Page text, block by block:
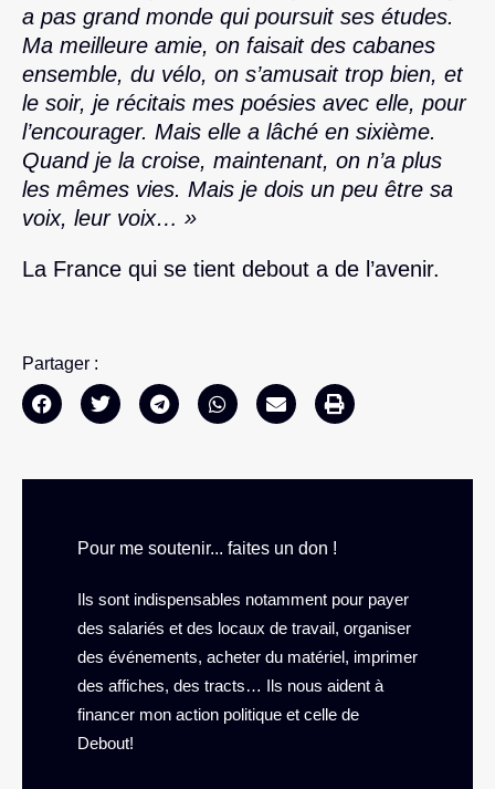
a pas grand monde qui poursuit ses études.
Ma meilleure amie, on faisait des cabanes
ensemble, du vélo, on s’amusait trop bien, et
le soir, je récitais mes poésies avec elle, pour
l’encourager. Mais elle a lâché en sixième.
Quand je la croise, maintenant, on n’a plus
les mêmes vies. Mais je dois un peu être sa
voix, leur voix… »
La France qui se tient debout a de l’avenir.
Partager :
Pour me soutenir... faites un don !
Ils sont indispensables notamment pour payer
des salariés et des locaux de travail, organiser
des événements, acheter du matériel, imprimer
des affiches, des tracts… Ils nous aident à
financer mon action politique et celle de
Debout!